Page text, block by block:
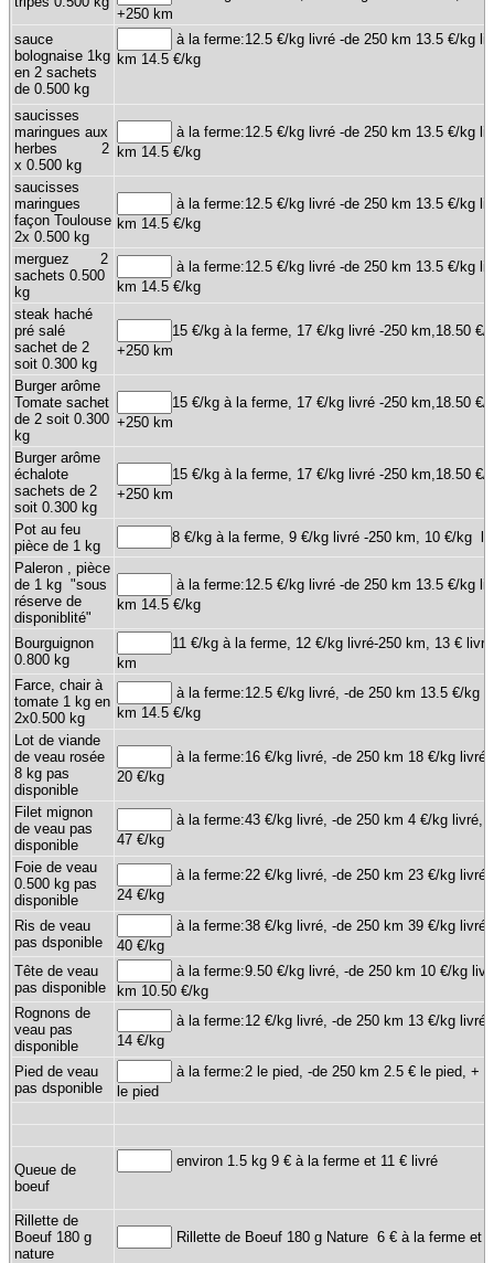
+250 km
sauce
bolognaise 1kg
en 2 sachets
de 0.500 kg
à la ferme:12.5 €/kg livré -de 250 km 13.5 €/kg
km 14.5 €/kg
saucisses
maringues aux
herbes 2
x 0.500 kg
à la ferme:12.5 €/kg livré -de 250 km 13.5 €/kg
km 14.5 €/kg
saucisses
maringues
façon Toulouse
2x 0.500 kg
à la ferme:12.5 €/kg livré -de 250 km 13.5 €/kg
km 14.5 €/kg
merguez 2
sachets 0.500
kg
à la ferme:12.5 €/kg livré -de 250 km 13.5 €/kg
km 14.5 €/kg
steak haché
pré salé
sachet de 2
soit 0.300 kg
15 €/kg à la ferme, 17 €/kg livré -250 km,18.50
+250 km
Burger arôme
Tomate sachet
de 2 soit 0.300
kg
15 €/kg à la ferme, 17 €/kg livré -250 km,18.50
+250 km
Burger arôme
échalote
sachets de 2
soit 0.300 kg
15 €/kg à la ferme, 17 €/kg livré -250 km,18.50
+250 km
Pot au feu
pièce de 1 kg
8 €/kg à la ferme, 9 €/kg livré -250 km, 10 €/kg
Paleron , pièce
de 1 kg "sous
réserve de
disponiblité"
à la ferme:12.5 €/kg livré -de 250 km 13.5 €/kg
km 14.5 €/kg
Bourguignon
0.800 kg
11 €/kg à la ferme, 12 €/kg livré-250 km, 13 €
km
Farce, chair à
tomate 1 kg en
2x0.500 kg
à la ferme:12.5 €/kg livré, -de 250 km 13.5 €/kg
km 14.5 €/kg
Lot de viande
de veau rosée
8 kg pas
disponible
à la ferme:16 €/kg livré, -de 250 km 18 €/kg
20 €/kg
Filet mignon
de veau pas
disponible
à la ferme:43 €/kg livré, -de 250 km 4 €/kg livré,
47 €/kg
Foie de veau
0.500 kg pas
disponible
à la ferme:22 €/kg livré, -de 250 km 23 €/kg
24 €/kg
Ris de veau
pas dsponible
à la ferme:38 €/kg livré, -de 250 km 39 €/kg
40 €/kg
Tête de veau
pas disponible
à la ferme:9.50 €/kg livré, -de 250 km 10 €/kg
km 10.50 €/kg
Rognons de
veau pas
disponible
à la ferme:12 €/kg livré, -de 250 km 13 €/kg
14 €/kg
Pied de veau
pas dsponible
à la ferme:2 le pied, -de 250 km 2.5 € le pied, +
le pied
Queue de
boeuf
environ 1.5 kg 9 € à la ferme et 11 € livré
Rillette de
Boeuf 180 g
nature
Rillette de Boeuf 180 g Nature 6 € à la ferme et